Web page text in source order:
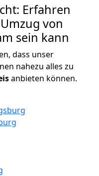
Erfahren
von
sein kann
dass unser
nahezu alles zu
anbieten können.